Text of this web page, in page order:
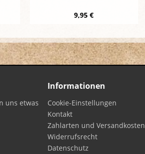
9,95 €
uns etwas
Informationen
Cookie-Einstellungen
Kontakt
Zahlarten und Versandkosten
Widerrufsrecht
Datenschutz